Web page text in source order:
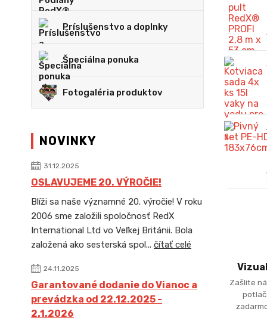
Príslušenstvo a doplnky
Špeciálna ponuka
Fotogaléria produktov
NOVINKY
31.12.2025
OSLAVUJEME 20. VÝROČIE!
Blíži sa naše významné 20. výročie! V roku
2006 sme založili spoločnosť RedX
International Ltd vo Veľkej Británii. Bola
založená ako sesterská spol... čítať celé
24.11.2025
Garantované dodanie do Vianoc a
prevádzka od 22.12.2025 -
2.1.2026
Zašlite